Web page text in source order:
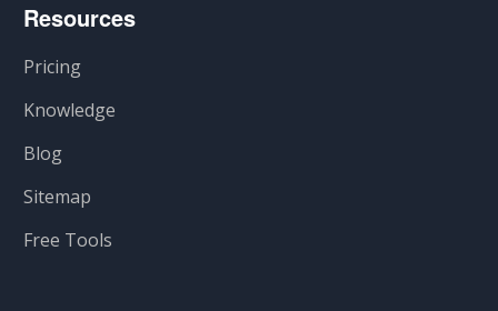
Resources
Pricing
Knowledge
Blog
Sitemap
Free Tools